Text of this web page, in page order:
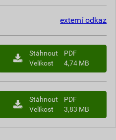
externí odkaz
Stáhnout
PDF
Velikost
4,74 MB
Stáhnout
PDF
Velikost
3,83 MB